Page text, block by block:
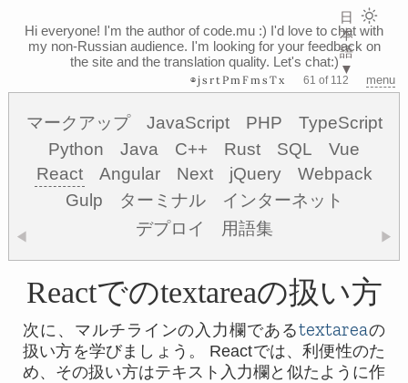
Hi everyone! I'm the author of code.mu :) I'd love to chat with
my non-Russian audience. I'm looking for your feedback on
the site and the translation quality. Let's chat:)
⊗jsrtPmFmsTx 61 of 112 menu
マークアップ JavaScript PHP
TypeScript
Python
Java C++ Rust SQL
Vue
React
Angular Next jQuery
Webpack
Gulp
ターミナル
インターネット
デプロイ
用語集
◀ ▶
Reactでのtextareaの扱い方
次に、マルチラインの入力欄であるtextareaの
扱い方を学びましょう。 Reactでは、利便性のた
め、その扱い方はテキスト入力欄と似たように作
日
本
語
▼